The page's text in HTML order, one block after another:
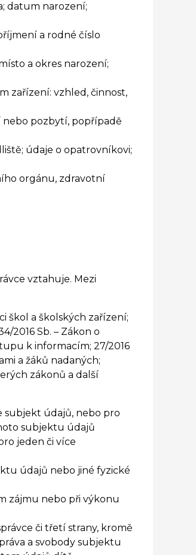
datum narození;
a rodné číslo
a okres narození;
zařízení: vzhled, činnost,
nebo pozbytí, popřípadě
údaje o opatrovníkovi;
orgánu, zdravotní
vztahuje. Mezi
škol a školských zařízení;
2016 Sb. – Zákon o
k informacím; 27/2016
a žáků nadaných;
zákonů a další
subjekt údajů, nebo pro
subjektu údajů
jeden či více
údajů nebo jiné fyzické
zájmu nebo při výkonu
či třetí strany, kromě
a svobody subjektu